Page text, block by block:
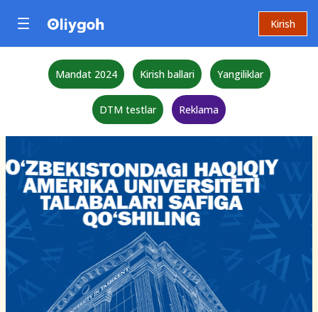
Kirish
Mandat 2024 Kirish ballari Yangiliklar
DTM testlar Reklama